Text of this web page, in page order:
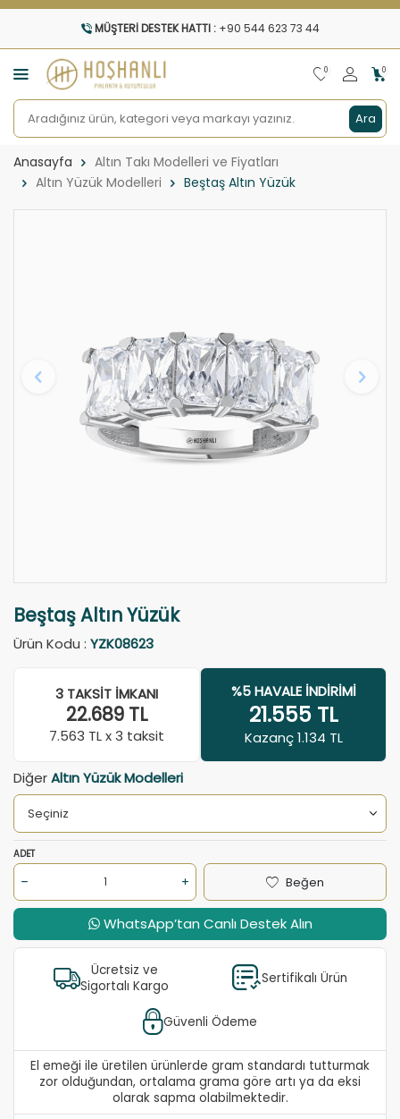
MÜŞTERI DESTEK HATTI : +90 544 623 73 44
Ara
0 0
Anasayfa
Altın Takı Modelleri ve Fiyatları
Altın Yüzük Modelleri
Beştaş Altın Yüzük
Beştaş Altın Yüzük
Ürün Kodu : YZK08623
3 TAKSIT İMKANI
22.689TL
7.563 TL x 3 taksit
%5 HAVALE İNDIRIMI
21.555 TL
Kazanç 1.134 TL
DiğerAltın Yüzük Modelleri
ADET
Beğen
WhatsApp’tan Canlı Destek Alın
Ücretsiz ve
Sigortalı Kargo
Sertifikalı Ürün
Güvenli Ödeme
El emeği ile üretilen ürünlerde gram standardı tutturmak
zor olduğundan, ortalama grama göre artı ya da eksi
olarak sapma olabilmektedir.